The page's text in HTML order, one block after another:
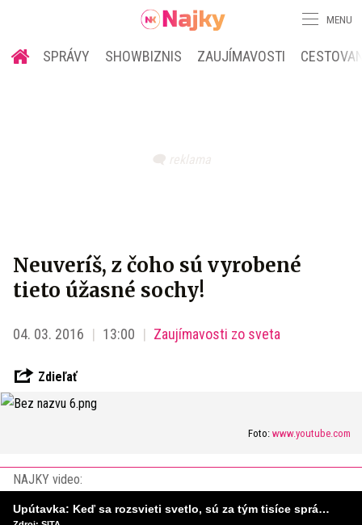
MENU
SPRÁVY SHOWBIZNIS ZAUJÍMAVOSTI
Neuveríš, z čoho sú vyrobené
tieto úžasné sochy!
04. 03. 2016 13:00 Zaujímavosti zo sveta
Zdieľať
Foto: www.youtube.com
NAJKY video:
Upútavka: Keď sa rozsvieti svetlo, sú za tým tisíce správnych rozhodnutí. Ako vzniká infraštruktúra, ktorú nevnímame?